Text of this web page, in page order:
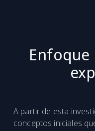
A partir de esta
conceptos iniciales